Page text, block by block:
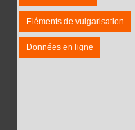
Eléments de vulgarisation
Données en ligne